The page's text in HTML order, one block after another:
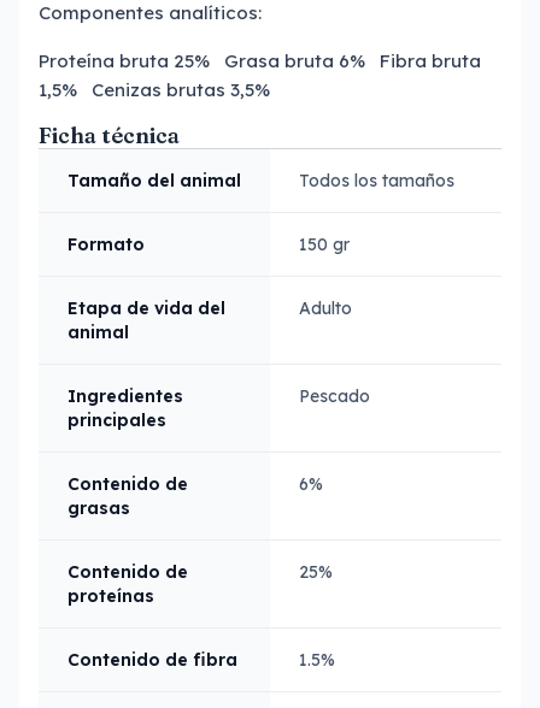
Componentes analíticos:
Proteína bruta 25% Grasa bruta 6% Fibra bruta
1,5% Cenizas brutas 3,5%
Ficha técnica
Tamaño del animal Todos los tamaños
Formato 150 gr
Etapa de vida del
animal
Adulto
Ingredientes
principales
Pescado
Contenido de
grasas
6%
Contenido de
proteínas
25%
Contenido de fibra 1.5%